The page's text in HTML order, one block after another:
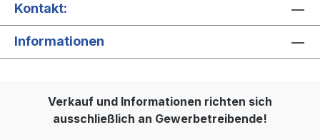
Kontakt:
Informationen
Verkauf und Informationen richten sich
ausschließlich an Gewerbetreibende!